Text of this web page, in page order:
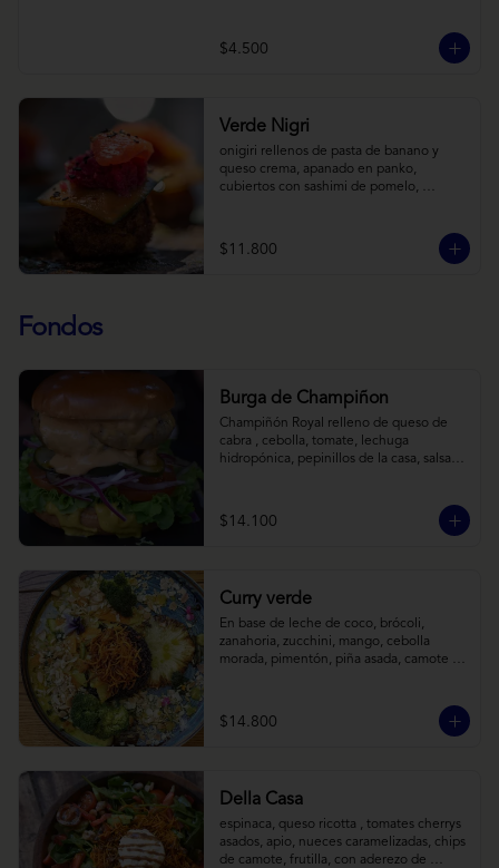
$4.500
Verde Nigri
onigiri rellenos de pasta de banano y
queso crema, apanado en panko,
cubiertos con sashimi de pomelo,
de crema de coco con wasabi y tierra de
cochayuyo.
$11.800
Fondos
Burga de Champiñon
Champiñón Royal relleno de queso de
cabra , cebolla, tomate, lechuga
hidropónica, pepinillos de la casa, salsa
$14.100
Curry verde
En base de leche de coco, brócoli,
zanahoria, zucchini, mango, cebolla
morada, pimentón, piña asada, camote
$14.800
Della Casa
espinaca, queso ricotta , tomates cherrys
asados, apio, nueces caramelizadas, chips
de camote, frutilla, con aderezo de